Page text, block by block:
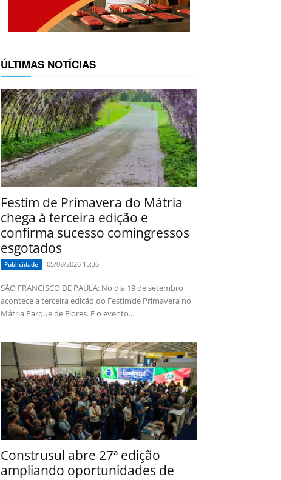
ÚLTIMAS NOTÍCIAS
Festim de Primavera do Mátria
chega à terceira edição e
confirma sucesso comingressos
esgotados
Publicidade 05/08/2026 15:36
SÃO FRANCISCO DE PAULA: No dia 19 de setembro
acontece a terceira edição do Festimde Primavera no
Mátria Parque de Flores. E o evento...
Construsul abre 27ª edição
ampliando oportunidades de